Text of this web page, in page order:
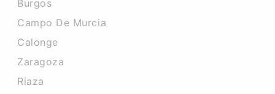
Burgos
Campo De Murcia
Calonge
Zaragoza
Riaza